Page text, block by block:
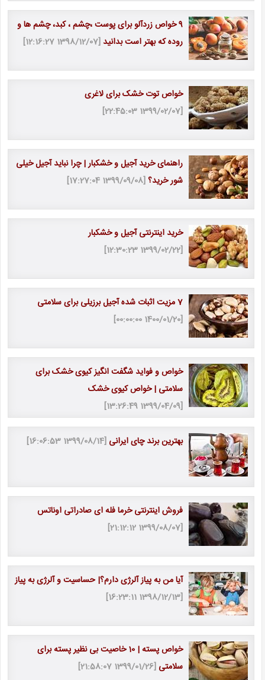
9 خواص زردآلو برای پوست ،چشم ، کبد، چشم ها و
روده که بهتر است بدانید[1398/12/07 12:16:27]
خواص توت خشک برای لاغری
[1399/02/07 22:45:03]
راهنمای خرید آجیل و خشکبار | چرا نباید آجیل خیلی
شور خرید؟[1399/09/08 17:27:04]
خرید اینترنتی آجیل و خشکبار
[1399/02/22 12:30:23]
7 مزیت اثبات شده آجیل برزیلی برای سلامتی
[1400/01/20 00:00:00]
خواص و فواید شگفت انگیز کیوی خشک برای
سلامتی | خواص کیوی خشک
[1399/04/09 13:26:49]
بهترین برند چای ایرانی [1399/08/14 16:06:53]
فروش اینترنتی خرما فله ای صادراتی اوناتس
[1399/08/07 21:12:12]
آیا من به پیاز آلرژی دارم؟| حساسیت و آلرژی به پیاز
[1398/12/13 16:23:11]
خواص پسته | 10 خاصیت بی نظیر پسته برای
سلامتی [1399/01/26 21:58:07]